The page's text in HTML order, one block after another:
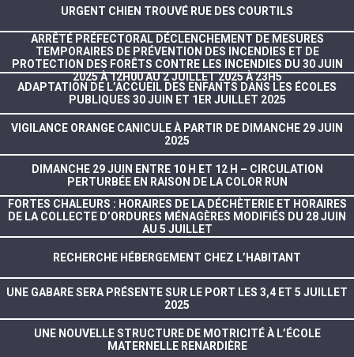
URGENT CHIEN TROUVÉ RUE DES COURTILS
ARRÊTÉ PRÉFECTORAL DÉCLENCHEMENT DE MESURES
TEMPORAIRES DE PRÉVENTION DES INCENDIES ET DE
PROTECTION DES FORÊTS CONTRE LES INCENDIES DU 30 JUIN
2025 À 12H00 AU 2 JUILLET 2025 À 23H5
ADAPTATION DE L’ACCUEIL DES ENFANTS DANS LES ÉCOLES
PUBLIQUES 30 JUIN ET 1ER JUILLET 2025
VIGILANCE ORANGE CANICULE À PARTIR DE DIMANCHE 29 JUIN
2025
DIMANCHE 29 JUIN ENTRE 10 H ET 12 H – CIRCULATION
PERTURBÉE EN RAISON DE LA COLOR RUN
FORTES CHALEURS : HORAIRES DE LA DÉCHÈTERIE ET HORAIRES
DE LA COLLECTE D’ORDURES MÉNAGÈRES MODIFIÉS DU 28 JUIN
AU 5 JUILLET
RECHERCHE HÉBERGEMENT CHEZ L’HABITANT
UNE GABARE SERA PRÉSENTE SUR LE PORT LES 3,4 ET 5 JUILLET
2025
UNE NOUVELLE STRUCTURE DE MOTRICITÉ À L’ÉCOLE
MATERNELLE RENARDIÈRE